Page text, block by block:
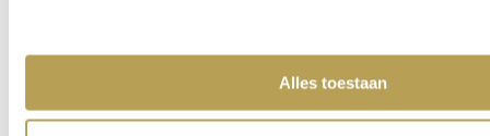
Alles toestaan